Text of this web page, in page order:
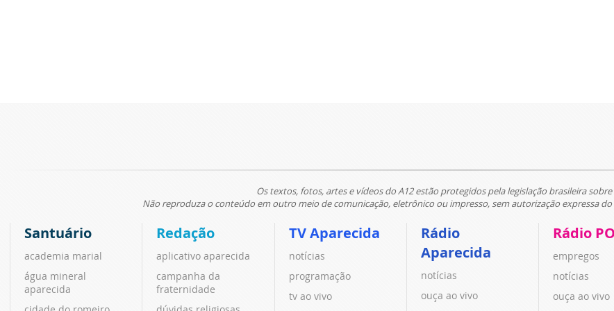
Os textos, fotos, artes e vídeos do A12 estão protegidos pela legislação brasileira
Não reproduza o conteúdo em outro meio de comunicação, eletrônico ou impresso, sem autorização expressa
Santuário
academia marial
água mineral
aparecida
Redação
aplicativo aparecida
campanha da
fraternidade
TV Aparecida
notícias
programação
tv ao vivo
Rádio
Aparecida
notícias
ouça ao vivo
Rádio
empregos
notícias
ouça ao vivo